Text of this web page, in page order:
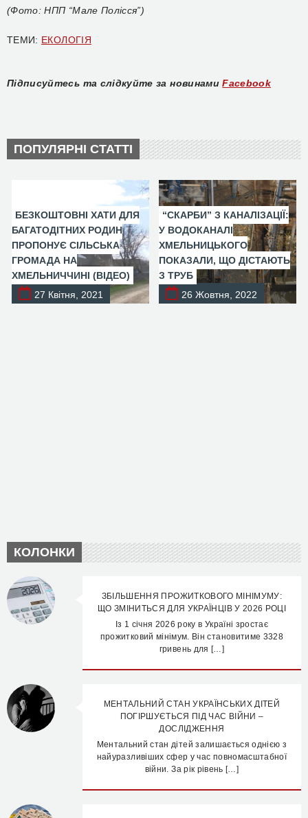
(Фото: НПП “Мале Полісся”)
ТЕМИ: ЕКОЛОГІЯ
Підписуйтесь та слідкуйте за новинами Facebook
ПОПУЛЯРНІ СТАТТІ
БЕЗКОШТОВНІ ХАТИ ДЛЯ
БАГАТОДІТНИХ РОДИН
ПРОПОНУЄ СІЛЬСЬКА
ГРОМАДА НА
ХМЕЛЬНИЧЧИНІ (ВІДЕО)
27 Квітня, 2021
“СКАРБИ” З КАНАЛІЗАЦІЇ:
У ВОДОКАНАЛІ
ХМЕЛЬНИЦЬКОГО
ПОКАЗАЛИ, ЩО ДІСТАЮТЬ
З ТРУБ
26 Жовтня, 2022
КОЛОНКИ
ЗБІЛЬШЕННЯ ПРОЖИТКОВОГО МІНІМУМУ:
ЩО ЗМІНИТЬСЯ ДЛЯ УКРАЇНЦІВ У 2026 РОЦІ
Із 1 січня 2026 року в Україні зростає
прожитковий мінімум. Він становитиме 3328
гривень для […]
МЕНТАЛЬНИЙ СТАН УКРАЇНСЬКИХ ДІТЕЙ
ПОГІРШУЄТЬСЯ ПІД ЧАС ВІЙНИ –
ДОСЛІДЖЕННЯ
Ментальний стан дітей залишається однією з
найуразливіших сфер у час повномасштабної
війни. За рік рівень […]